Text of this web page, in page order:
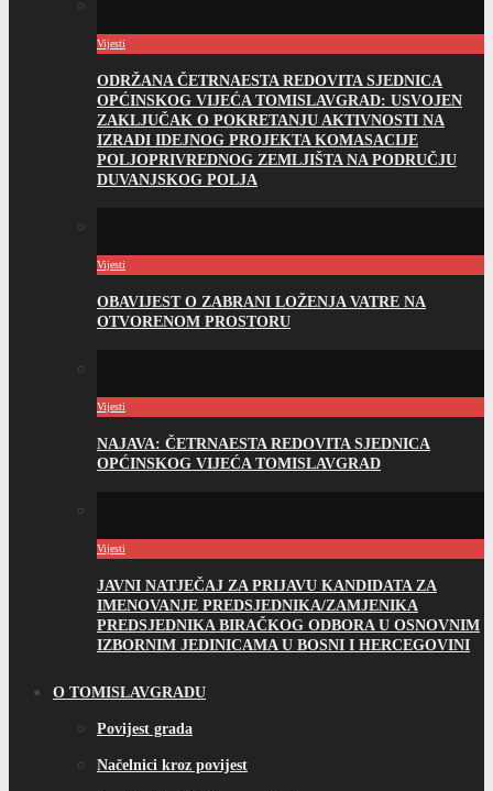
Vijesti
ODRŽANA ČETRNAESTA REDOVITA SJEDNICA
OPĆINSKOG VIJEĆA TOMISLAVGRAD: USVOJEN
ZAKLJUČAK O POKRETANJU AKTIVNOSTI NA
IZRADI IDEJNOG PROJEKTA KOMASACIJE
POLJOPRIVREDNOG ZEMLJIŠTA NA PODRUČJU
DUVANJSKOG POLJA
Vijesti
OBAVIJEST O ZABRANI LOŽENJA VATRE NA
OTVORENOM PROSTORU
Vijesti
NAJAVA: ČETRNAESTA REDOVITA SJEDNICA
OPĆINSKOG VIJEĆA TOMISLAVGRAD
Vijesti
JAVNI NATJEČAJ ZA PRIJAVU KANDIDATA ZA
IMENOVANJE PREDSJEDNIKA/ZAMJENIKA
PREDSJEDNIKA BIRAČKOG ODBORA U OSNOVNIM
IZBORNIM JEDINICAMA U BOSNI I HERCEGOVINI
O TOMISLAVGRADU
Povijest grada
Načelnici kroz povijest